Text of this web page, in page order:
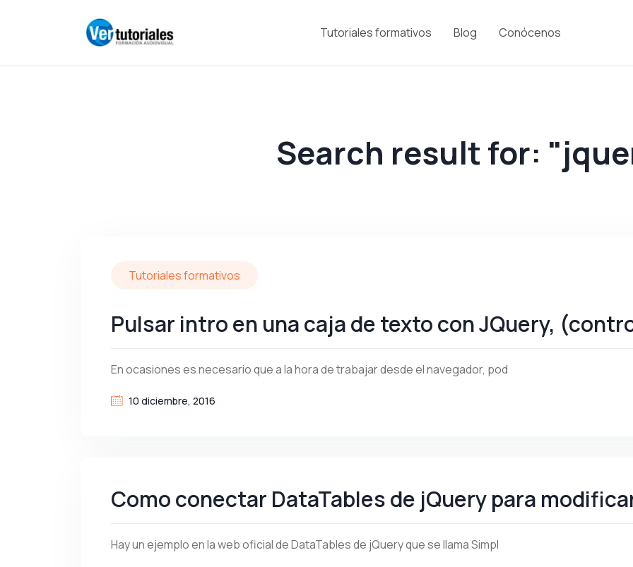
Tutoriales formativos Blog Conócenos
Search result for:
Tutoriales formativos
Pulsar intro en una caja de texto con JQuery,
En ocasiones es necesario que a la hora de trabajar desde el navegador, pod
10 diciembre, 2016
Como conectar DataTables de jQuery para
Hay un ejemplo en la web oficial de DataTables de jQuery que se llama Simpl